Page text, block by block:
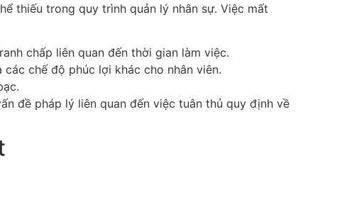
thiếu trong quy trình quản lý nhân sự. Việc mất
chấp liên quan đến thời gian làm việc.
chế độ phúc lợi khác cho nhân viên.
đề pháp lý liên quan đến việc tuân thủ quy định về